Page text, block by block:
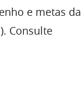
e metas da
Consulte